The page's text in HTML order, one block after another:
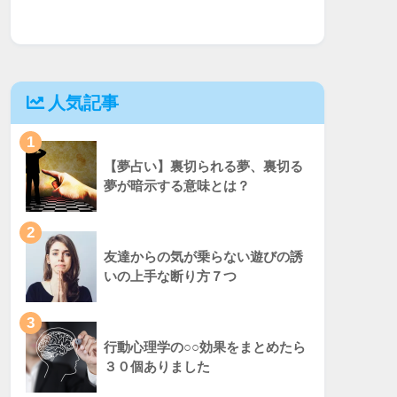
人気記事
1
【夢占い】裏切られる夢、裏切る
夢が暗示する意味とは？
2
友達からの気が乗らない遊びの誘
いの上手な断り方７つ
3
行動心理学の○○効果をまとめたら
３０個ありました